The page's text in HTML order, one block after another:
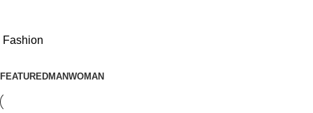
Fashion
FEATUREDMANWOMAN